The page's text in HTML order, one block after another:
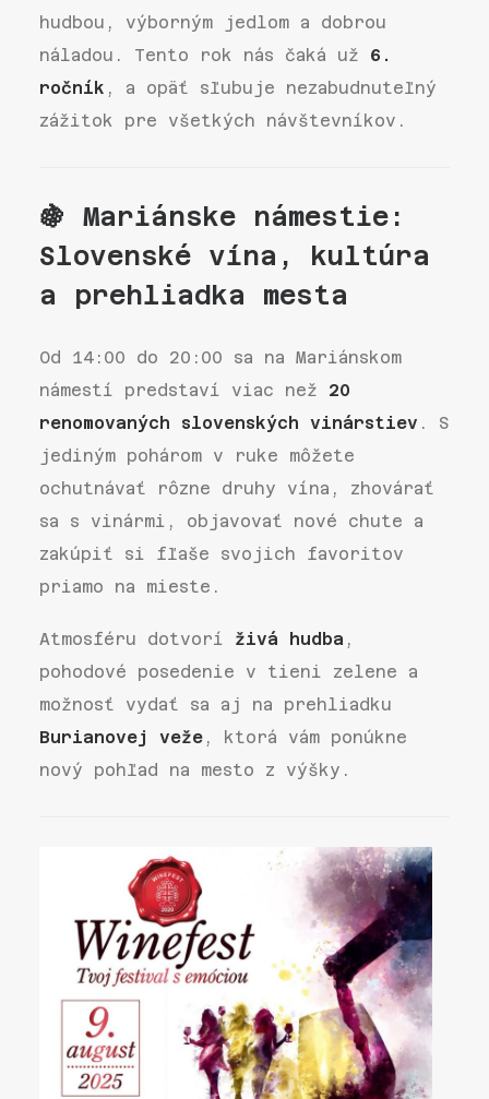
hudbou, výborným jedlom a dobrou
náladou. Tento rok nás čaká už 6.
ročník , a opäť sľubuje nezabudnuteľný
zážitok pre všetkých návštevníkov.
🍇 Mariánske námestie:
Slovenské vína, kultúra
a prehliadka mesta
Od 14:00 do 20:00 sa na Mariánskom
námestí predstaví viac než 20
renomovaných slovenských vinárstiev . S
jediným pohárom v ruke môžete
ochutnávať rôzne druhy vína, zhovárať
sa s vinármi, objavovať nové chute a
zakúpiť si fľaše svojich favoritov
priamo na mieste.
Atmosféru dotvorí živá hudba ,
pohodové posedenie v tieni zelene a
možnosť vydať sa aj na prehliadku
Burianovej veže , ktorá vám ponúkne
nový pohľad na mesto z výšky.